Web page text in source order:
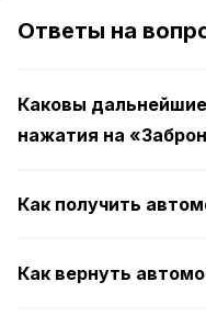
of
4
Ответы на
Каковы
нажатия на
Как получить
Как вернуть